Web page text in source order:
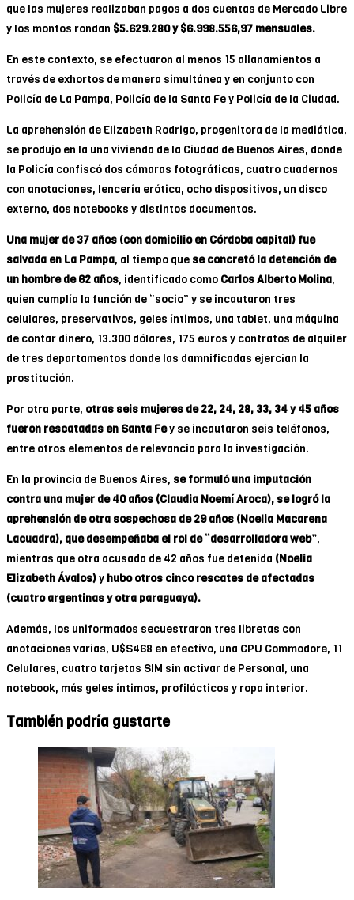
que las mujeres realizaban pagos a dos cuentas de Mercado Libre
y los montos rondan $5.629.280 y $6.998.556,97 mensuales.
En este contexto, se efectuaron al menos 15 allanamientos a
través de exhortos de manera simultánea y en conjunto con
Policía de La Pampa, Policía de la Santa Fe y Policía de la Ciudad.
La aprehensión de Elizabeth Rodrigo, progenitora de la mediática,
se produjo en la una vivienda de la Ciudad de Buenos Aires, donde
la Policía confiscó dos cámaras fotográficas, cuatro cuadernos
con anotaciones, lencería erótica, ocho dispositivos, un disco
externo, dos notebooks y distintos documentos.
Una mujer de 37 años (con domicilio en Córdoba capital) fue
salvada en La Pampa, al tiempo que se concretó la detención de
un hombre de 62 años, identificado como Carlos Alberto Molina,
quien cumplía la función de “socio” y se incautaron tres
celulares, preservativos, geles íntimos, una tablet, una máquina
de contar dinero, 13.300 dólares, 175 euros y contratos de alquiler
de tres departamentos donde las damnificadas ejercían la
prostitución.
Por otra parte, otras seis mujeres de 22, 24, 28, 33, 34 y 45 años
fueron rescatadas en Santa Fey se incautaron seis teléfonos,
entre otros elementos de relevancia para la investigación.
En la provincia de Buenos Aires, se formuló una imputación
contra una mujer de 40 años (Claudia Noemí Aroca), se logró la
aprehensión de otra sospechosa de 29 años (Noelia Macarena
Lacuadra), que desempeñaba el rol de “desarrolladora web”,
mientras que otra acusada de 42 años fue detenida (Noelia
Elizabeth Ávalos)y hubo otros cinco rescates de afectadas
(cuatro argentinas y otra paraguaya).
Además, los uniformados secuestraron tres libretas con
anotaciones varias, U$S468 en efectivo, una CPU Commodore, 11
Celulares, cuatro tarjetas SIM sin activar de Personal, una
notebook, más geles íntimos, profilácticos y ropa interior.
También podría gustarte